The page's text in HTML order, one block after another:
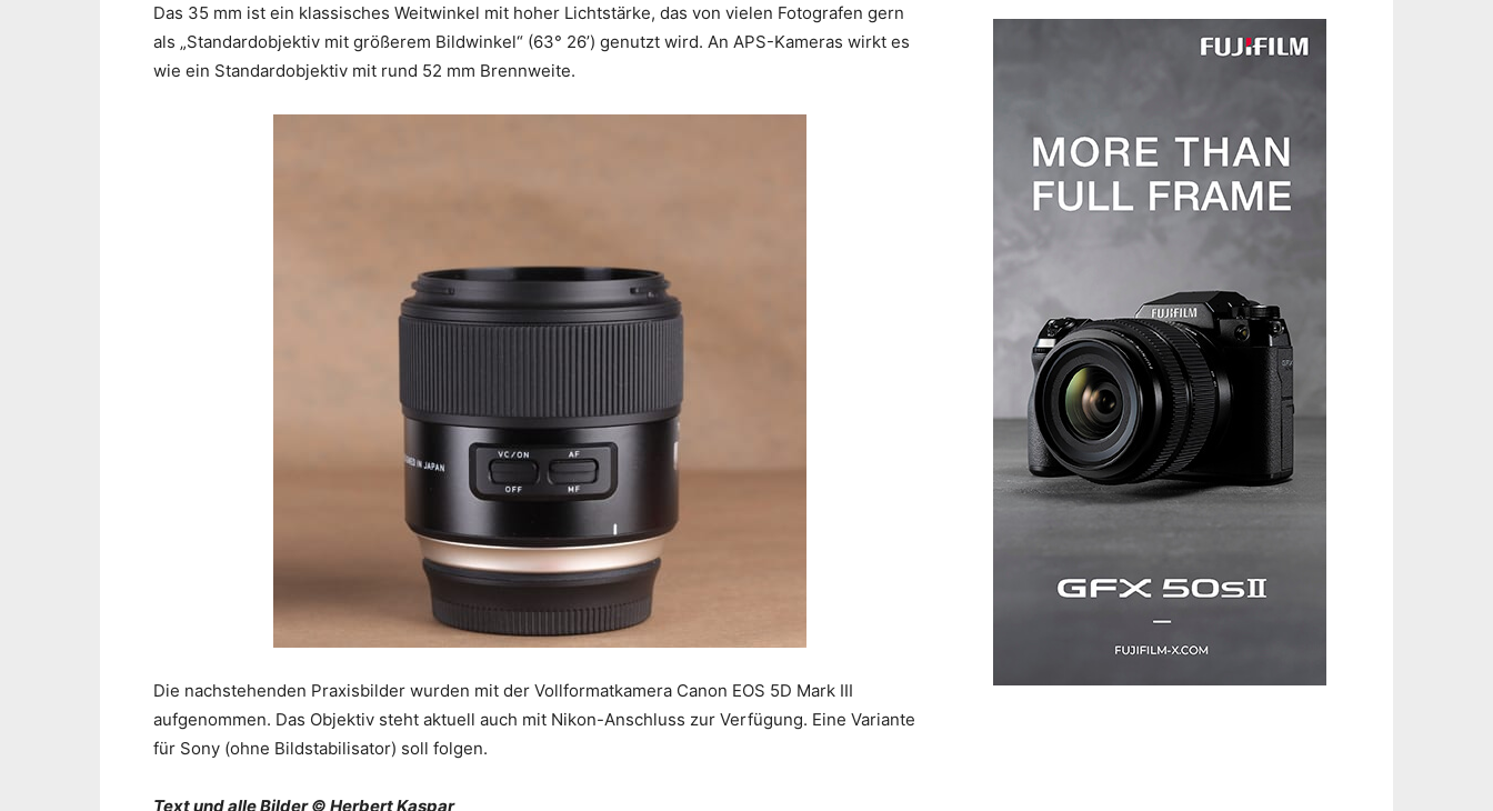
Das 35 mm ist ein klassisches Weitwinkel mit hoher Lichtstärke, das von vielen Fotografen gern
als „Standardobjektiv mit größerem Bildwinkel“ (63° 26’) genutzt wird. An APS-Kameras wirkt es
wie ein Standardobjektiv mit rund 52 mm Brennweite.
Die nachstehenden Praxisbilder wurden mit der Vollformatkamera Canon EOS 5D Mark III
aufgenommen. Das Objektiv steht aktuell auch mit Nikon-Anschluss zur Verfügung. Eine Variante
für Sony (ohne Bildstabilisator) soll folgen.
Text und alle Bilder © Herbert Kaspar